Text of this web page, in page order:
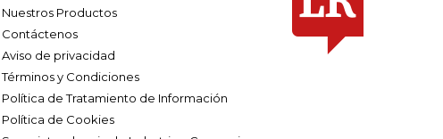
Nuestros Productos
Contáctenos
Aviso de privacidad
Términos y Condiciones
Política de Tratamiento de Información
Política de Cookies